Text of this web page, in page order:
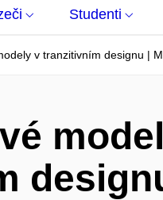
Studenti
v tranzitivním designu |